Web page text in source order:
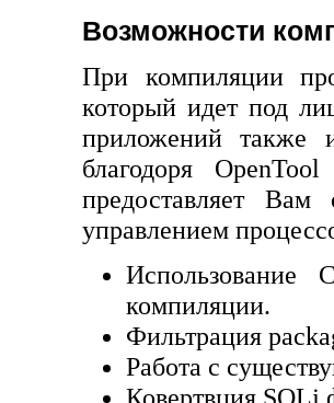
Возможности
При компиляции
который идет под
приложений также
благодоря
предоставляет
управлением
Использование
компиляции.
Фильтрация
Работа с